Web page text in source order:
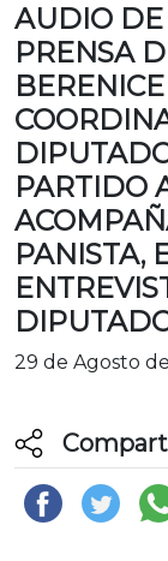
AUDIO DE
PRENSA
PARTIDO
PANISTA,
29 de Agosto